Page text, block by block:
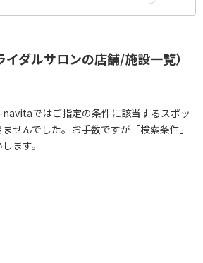
ダルサロンの店舗/施設一覧）
ではご指定の条件に該当するスポッ
せんでした。お手数ですが「検索条件」
ます。